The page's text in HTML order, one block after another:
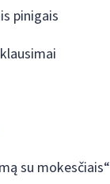
pinigais
su mokesčiais“